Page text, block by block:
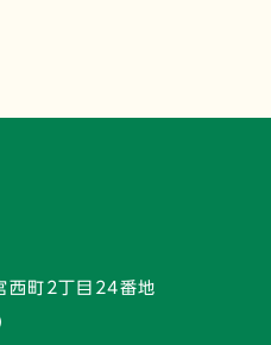
西町2丁目24番地